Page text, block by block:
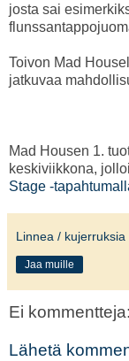
josta sai
Toivon Mad
jatkuvaa
Mad Housen 1.
keskiviikkona,
Stage -
Linnea / kujerruksia
Jaa muille
Ei kommentteja:
Lähetä